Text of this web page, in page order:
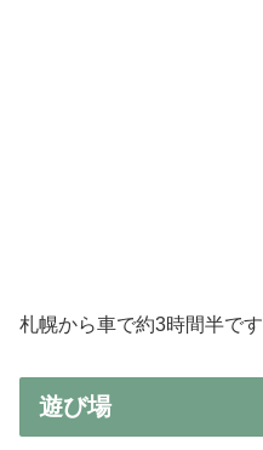
札幌から車で約3時間半です
遊び場